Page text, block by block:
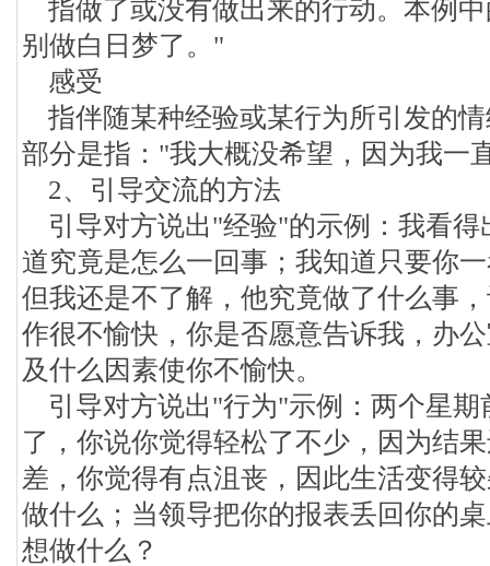
指做了或没有做出来的行动。本例
别做白日梦了。"
感受
指伴随某种经验或某行为所引发的
部分是指："我大概没希望，因为我一
2、引导交流的方法
引导对方说出"经验"的示例：我看得
道究竟是怎么一回事；我知道只要你
但我还是不了解，他究竟做了什么事
作很不愉快，你是否愿意告诉我，办
及什么因素使你不愉快。
引导对方说出"行为"示例：两个星期
了，你说你觉得轻松了不少，因为结
差，你觉得有点沮丧，因此生活变得
做什么；当领导把你的报表丢回你的
想做什么？